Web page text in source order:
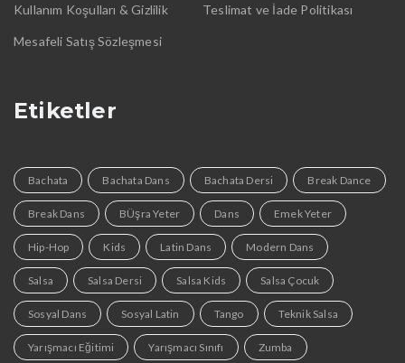
Kullanım Koşulları & Gizlilik Teslimat ve İade Politikası
Mesafeli Satış Sözleşmesi
Etiketler
Bachata Bachata Dans Bachata Dersi Break Dance
Break Dans BÜşra Yeter Dans Emek Yeter
Hip-Hop Kids Latin Dans Modern Dans
Salsa Salsa Dersi Salsa Kids Salsa Çocuk
Sosyal Dans Sosyal Latin Tango Teknik Salsa
Yarışmacı Eğitimi Yarışmacı Sınıfı Zumba